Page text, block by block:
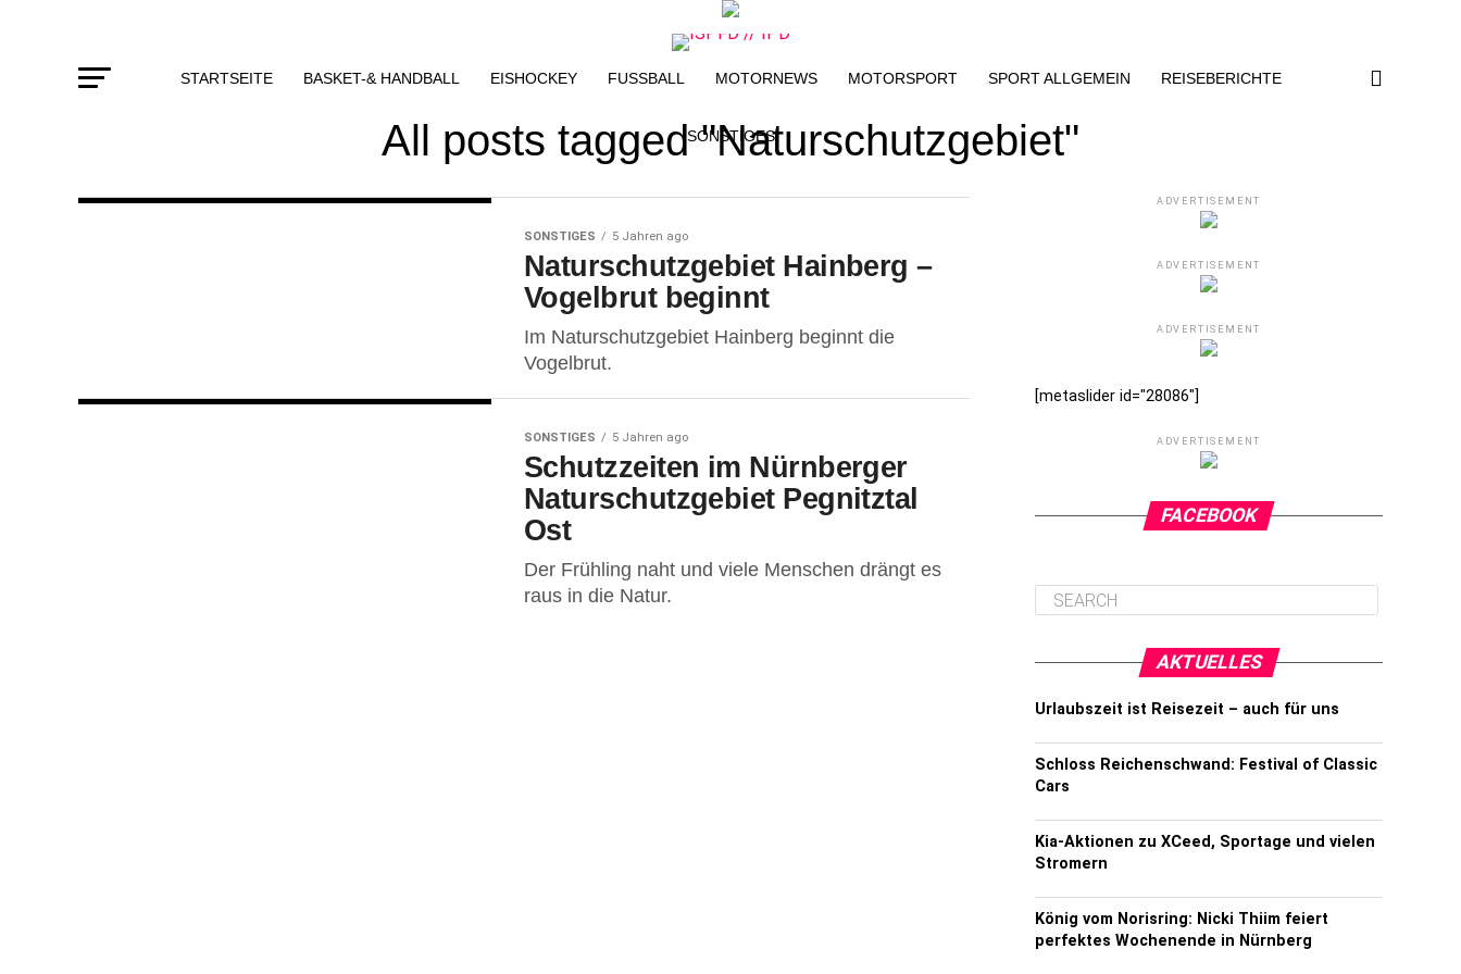
STARTSEITE BASKET-& HANDBALL EISHOCKEY FUSSBALL MOTORNEWS MOTORSPORT SPORT ALLGEMEIN REISEBERICHTE
SONSTIGES
All posts tagged "Naturschutzgebiet"
SONSTIGES 5 Jahren ago
Naturschutzgebiet Hainberg –
Vogelbrut beginnt
Im Naturschutzgebiet Hainberg beginnt die
Vogelbrut.
SONSTIGES 5 Jahren ago
Schutzzeiten im Nürnberger
Naturschutzgebiet Pegnitztal
Ost
Der Frühling naht und viele Menschen drängt es
raus in die Natur.
ADVERTISEMENT
ADVERTISEMENT
ADVERTISEMENT
[metaslider id="28086"]
ADVERTISEMENT
FACEBOOK
AKTUELLES
Urlaubszeit ist Reisezeit – auch für uns
Schloss Reichenschwand: Festival of Classic
Cars
Kia-Aktionen zu XCeed, Sportage und vielen
Stromern
König vom Norisring: Nicki Thiim feiert
perfektes Wochenende in Nürnberg